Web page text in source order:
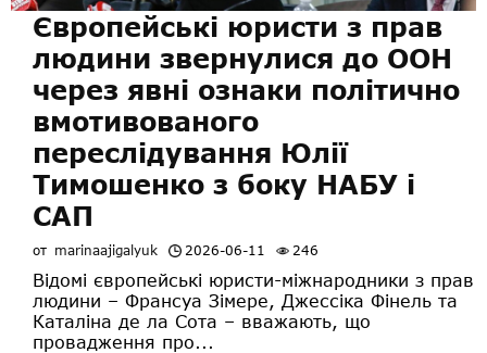
Європейські юристи з прав
людини звернулися до ООН
через явні ознаки політично
вмотивованого
переслідування Юлії
Тимошенко з боку НАБУ і
САП
от marinaajigalyuk 2026-06-11 246
Відомі європейські юристи-міжнародники з прав
людини – Франсуа Зімере, Джессіка Фінель та
Каталіна де ла Сота – вважають, що
провадження про...